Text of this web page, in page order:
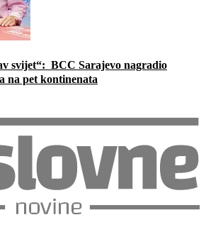
svijet“: BCC Sarajevo nagradio
na pet kontinenata